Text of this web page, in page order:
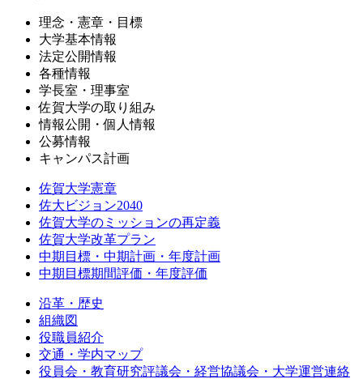
理念・憲章・目標
大学基本情報
法定公開情報
各種情報
学長室・理事室
佐賀大学の取り組み
情報公開・個人情報
公募情報
キャンパス計画
佐賀大学憲章
佐大ビジョン2040
佐賀大学のミッションの再定義
佐賀大学改革プラン
中期目標・中期計画・年度計画
中期目標期間評価・年度評価
沿革・歴史
組織図
役職員紹介
交通・学内マップ
役員会・教育研究評議会・経営協議会・大学運営連絡